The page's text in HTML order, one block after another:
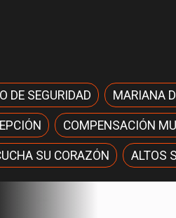
DE SEGURIDAD MARIANA
COMPENSACIÓN
SU CORAZÓN ALTOS